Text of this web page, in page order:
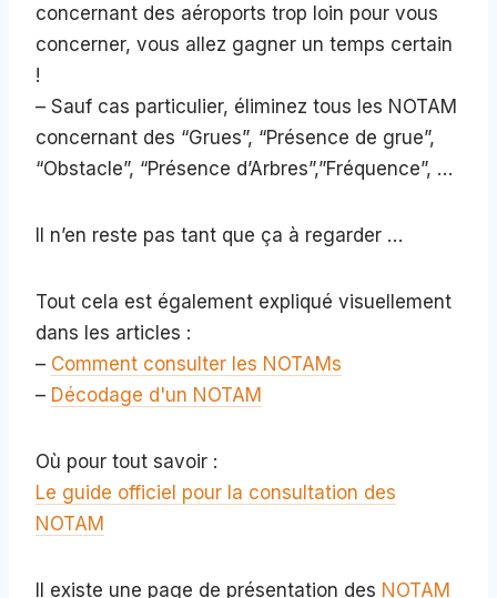
concernant des aéroports trop loin pour vous
concerner, vous allez gagner un temps certain
!
– Sauf cas particulier, éliminez tous les NOTAM
concernant des “Grues”, “Présence de grue”,
“Obstacle”, “Présence d’Arbres”,”Fréquence”, …
Il n’en reste pas tant que ça à regarder …
Tout cela est également expliqué visuellement
dans les articles :
– Comment consulter les NOTAMs
– Décodage d'un NOTAM
Où pour tout savoir :
Le guide officiel pour la consultation des
NOTAM
Il existe une page de présentation des NOTAM